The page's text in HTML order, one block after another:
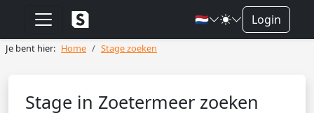
🇳🇱 Login
Je bent hier: Home Stage zoeken
Stage in Zoetermeer zoeken